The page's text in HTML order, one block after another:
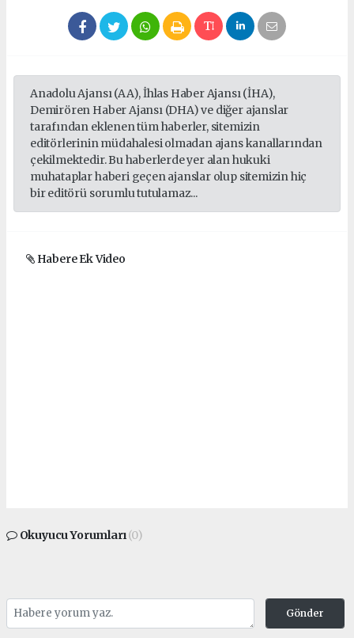
Anadolu Ajansı (AA), İhlas Haber Ajansı (İHA),
Demirören Haber Ajansı (DHA) ve diğer ajanslar
tarafından eklenen tüm haberler, sitemizin
editörlerinin müdahalesi olmadan ajans kanallarından
çekilmektedir. Bu haberlerde yer alan hukuki
muhataplar haberi geçen ajanslar olup sitemizin hiç
bir editörü sorumlu tutulamaz...
Habere Ek Video
Okuyucu Yorumları(0)
Gönder